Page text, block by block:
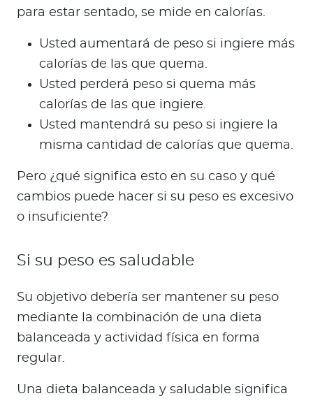
para estar sentado, se mide en calorías.
Usted aumentará de peso si ingiere más
calorías de las que quema.
Usted perderá peso si quema más
calorías de las que ingiere.
Usted mantendrá su peso si ingiere la
misma cantidad de calorías que quema.
Pero ¿qué significa esto en su caso y qué
cambios puede hacer si su peso es excesivo
o insuficiente?
Si su peso es saludable
Su objetivo debería ser mantener su peso
mediante la combinación de una dieta
balanceada y actividad física en forma
regular.
Una dieta balanceada y saludable significa